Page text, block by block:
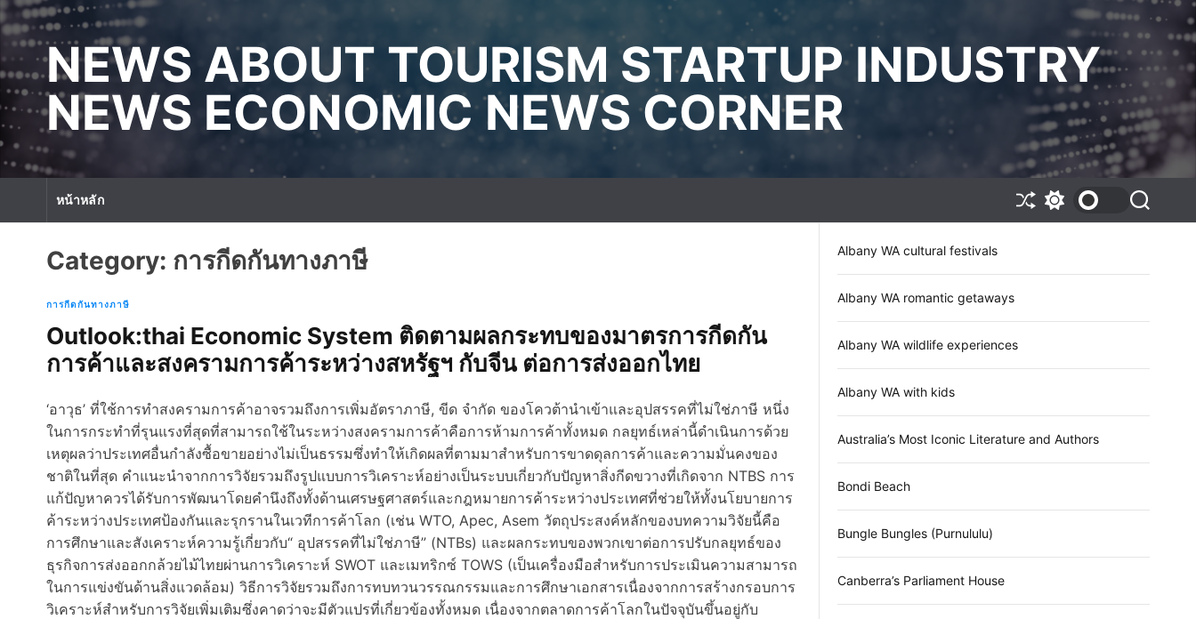
S
k
p
o
c
o
n
n
NEWS ABOUT TOURISM STARTUP INDUSTRY
NEWS ECONOMIC NEWS CORNER
หน้าหลัก
S
h
S
w
m
e
S
e
Category: การกีดกันทางภาษี
การกีดกันทางภาษี
Outlook:thai Economic System ติดตามผลกระทบของมาตรการกีดกัน
การค้าและสงครามการค้าระหว่างสหรัฐฯ กับจีน ต่อการส่งออกไทย
‘อาวุธ’ ที่ใช้การทำสงครามการค้าอาจรวมถึงการเพิ่มอัตราภาษี, ขีด จำกัด ของโควต้านำเข้าและอุปสรรคที่ไม่ใช่ภาษี หนึ่ง
ในการกระทำที่รุนแรงที่สุดที่สามารถใช้ในระหว่างสงครามการค้าคือการห้ามการค้าทั้งหมด กลยุทธ์เหล่านี้ดำเนินการด้วย
เหตุผลว่าประเทศอื่นกำลังซื้อขายอย่างไม่เป็นธรรมซึ่งทำให้เกิดผลที่ตามมาสำหรับการขาดดุลการค้าและความมั่นคงของ
ชาติในที่สุด คำแนะนำจากการวิจัยรวมถึงรูปแบบการวิเคราะห์อย่างเป็นระบบเกี่ยวกับปัญหาสิ่งกีดขวางที่เกิดจาก NTBS การ
แก้ปัญหาควรได้รับการพัฒนาโดยคำนึงถึงทั้งด้านเศรษฐศาสตร์และกฎหมายการค้าระหว่างประเทศที่ช่วยให้ทั้งนโยบายการ
ค้าระหว่างประเทศป้องกันและรุกรานในเวทีการค้าโลก (เช่น WTO, Apec, Asem วัตถุประสงค์หลักของบทความวิจัยนี้คือ
การศึกษาและสังเคราะห์ความรู้เกี่ยวกับ“ อุปสรรคที่ไม่ใช่ภาษี” (NTBs) และผลกระทบของพวกเขาต่อการปรับกลยุทธ์ของ
ธุรกิจการส่งออกกล้วยไม้ไทยผ่านการวิเคราะห์ SWOT และเมทริกซ์ TOWS (เป็นเครื่องมือสำหรับการประเมินความสามารถ
ในการแข่งขันด้านสิ่งแวดล้อม) วิธีการวิจัยรวมถึงการทบทวนวรรณกรรมและการศึกษาเอกสารเนื่องจากการสร้างกรอบการ
วิเคราะห์สำหรับการวิจัยเพิ่มเติมซึ่งคาดว่าจะมีตัวแปรที่เกี่ยวข้องทั้งหมด เนื่องจากตลาดการค้าโลกในปัจจุบันขึ้นอยู่กับ
Albany WA cultural festivals
Albany WA romantic getaways
Albany WA wildlife experiences
Albany WA with kids
Australia’s Most Iconic Literature and Authors
Bondi Beach
Bungle Bungles (Purnululu)
Canberra’s Parliament House